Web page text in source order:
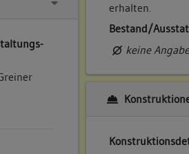
erhalten.
Bestand/
keine